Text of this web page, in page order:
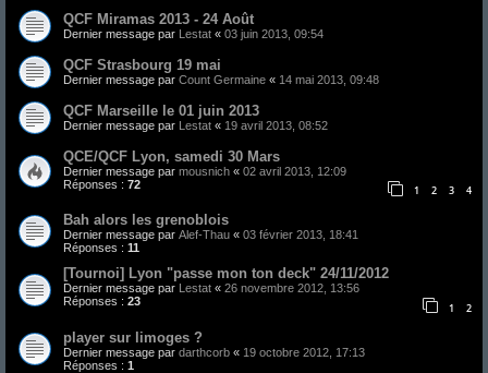
QCF Miramas 2013 - 24 Août
Dernier message par Lestat « 03 juin 2013, 09:54
QCF Strasbourg 19 mai
Dernier message par Count Germaine « 14 mai 2013, 09:48
QCF Marseille le 01 juin 2013
Dernier message par Lestat « 19 avril 2013, 08:52
QCE/QCF Lyon, samedi 30 Mars
Dernier message par mousnich « 02 avril 2013, 12:09
Réponses : 72 1 2 3 4
Bah alors les grenoblois
Dernier message par Alef-Thau « 03 février 2013, 18:41
Réponses : 11
[Tournoi] Lyon "passe mon ton deck" 24/11/2012
Dernier message par Lestat « 26 novembre 2012, 13:56
Réponses : 23 1 2
player sur limoges ?
Dernier message par darthcorb « 19 octobre 2012, 17:13
Réponses : 1